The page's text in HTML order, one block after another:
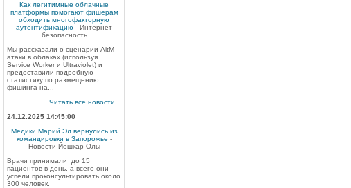
Как легитимные облачные
платформы помогают фишерам
обходить многофакторную
аутентификацию - Интернет
безопасность
Мы рассказали о сценарии AitM-
атаки в облаках (используя
Service Worker и Ultraviolet) и
предоставили подробную
статистику по размещению
фишинга на...
Читать все новости...
24.12.2025 14:45:00
Медики Марий Эл вернулись из
командировки в Запорожье -
Новости Йошкар-Олы
Врачи принимали до 15
пациентов в день, а всего они
успели проконсультировать около
300 человек.